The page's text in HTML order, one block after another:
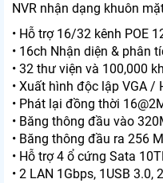
NVR nhận dạng khuôn
• Hỗ trợ 16/32 kênh POE
• 16ch Nhận diện & phân
• 32 thư viện và 100,000
• Xuất hình độc lập VGA /
• Phát lại đồng thời
• Băng thông đầu vào
• Băng thông đầu ra 256
• Hỗ trợ 4 ổ cứng Sata
• 2 LAN 1Gbps, 1USB 3.0,